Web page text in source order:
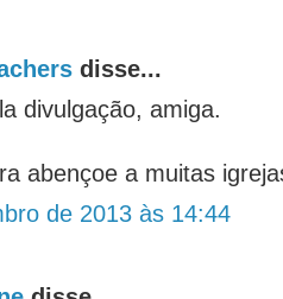
disse...
divulgação, amiga.
abençoe a muitas
de 2013 às 14:44